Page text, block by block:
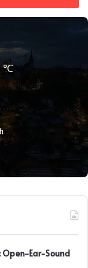
℃
Open-Ear-Sound